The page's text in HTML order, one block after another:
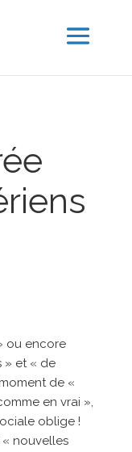
ou encore
» et « de
de «
en vrai »,
oblige !
nouvelles